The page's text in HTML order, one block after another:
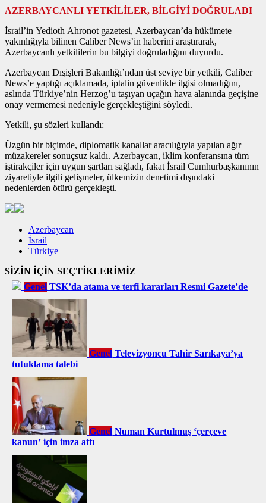
AZERBAYCANLI YETKİLİLER, BİLGİYİ DOĞRULADI
İsrail’in Yedioth Ahronot gazetesi, Azerbaycan’da hükümete
yakınlığıyla bilinen Caliber News’in haberini araştırarak,
Azerbaycanlı yetkililerin bu bilgiyi doğruladığını duyurdu.
Azerbaycan Dışişleri Bakanlığı’ndan üst seviye bir yetkili, Caliber
News’e yaptığı açıklamada, iptalin güvenlikle ilgisi olmadığını,
aslında Türkiye’nin Herzog’u taşıyan uçağın hava alanında geçişine
onay vermemesi nedeniyle gerçekleştiğini söyledi.
Yetkili, şu sözleri kullandı:
Üzgün bir biçimde, diplomatik kanallar aracılığıyla yapılan ağır
müzakereler sonuçsuz kaldı. Azerbaycan, iklim konferansına tüm
iştirakçiler için uygun şartları sağladı, fakat İsrail Cumhurbaşkanının
ziyaretiyle ilgili gelişmeler, ülkemizin denetimi dışındaki
nedenlerden ötürü gerçekleşti.
Azerbaycan
İsrail
Türkiye
SİZİN İÇİN SEÇTİKLERİMİZ
Genel TSK’da atama ve terfi kararları Resmi Gazete’de
Genel Televizyoncu Tahir Sarıkaya’ya
tutuklama talebi
Genel Numan Kurtulmuş ‘çerçeve
kanun’ için imza attı